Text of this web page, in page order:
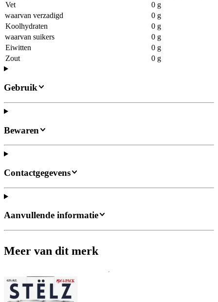
Vet
0 g
waarvan verzadigd
0 g
Koolhydraten
0 g
waarvan suikers
0 g
Eiwitten
0 g
Zout
0 g
Gebruik
Bewaren
Contactgegevens
Aanvullende informatie
Meer van dit merk